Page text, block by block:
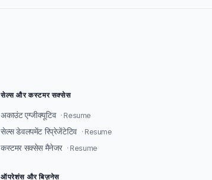
सेल्स और कस्टमर सक्सेस
अकाउंट एग्जीक्यूटिव · Resume
सेल्स डेवलपमेंट रिप्रेजेंटेटिव · Resume
कस्टमर सक्सेस मैनेजर · Resume
ऑपरेशंस और बिज़नेस